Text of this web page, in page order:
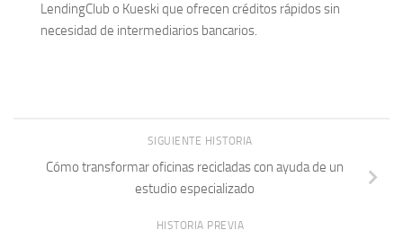
LendingClub o Kueski que ofrecen créditos rápidos sin
necesidad de intermediarios bancarios.
SIGUIENTE HISTORIA
Cómo transformar oficinas recicladas con ayuda de un
estudio especializado
HISTORIA PREVIA